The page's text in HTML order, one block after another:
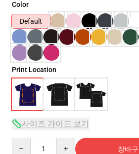
Color
Default
Print Location
사이즈 가이드 보기
장바